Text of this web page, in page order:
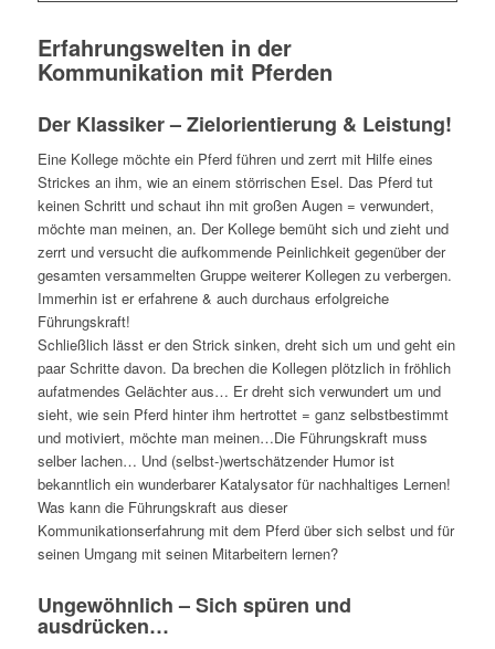
Erfahrungswelten in der
Kommunikation mit Pferden
Der Klassiker – Zielorientierung & Leistung!
Eine Kollege möchte ein Pferd führen und zerrt mit Hilfe eines
Strickes an ihm, wie an einem störrischen Esel. Das Pferd tut
keinen Schritt und schaut ihn mit großen Augen = verwundert,
möchte man meinen, an. Der Kollege bemüht sich und zieht und
zerrt und versucht die aufkommende Peinlichkeit gegenüber der
gesamten versammelten Gruppe weiterer Kollegen zu verbergen.
Immerhin ist er erfahrene & auch durchaus erfolgreiche
Führungskraft!
Schließlich lässt er den Strick sinken, dreht sich um und geht ein
paar Schritte davon. Da brechen die Kollegen plötzlich in fröhlich
aufatmendes Gelächter aus… Er dreht sich verwundert um und
sieht, wie sein Pferd hinter ihm hertrottet = ganz selbstbestimmt
und motiviert, möchte man meinen…Die Führungskraft muss
selber lachen… Und (selbst-)wertschätzender Humor ist
bekanntlich ein wunderbarer Katalysator für nachhaltiges Lernen!
Was kann die Führungskraft aus dieser
Kommunikationserfahrung mit dem Pferd über sich selbst und für
seinen Umgang mit seinen Mitarbeitern lernen?
Ungewöhnlich – Sich spüren und
ausdrücken…